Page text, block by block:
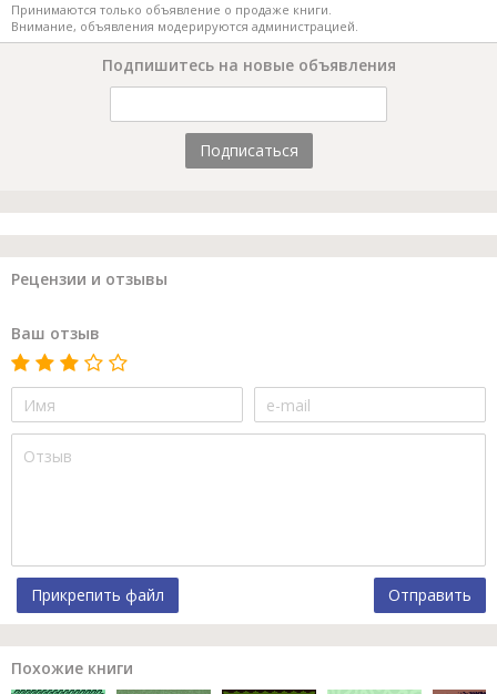
Принимаются только объявление о продаже книги.
Внимание, объявления модерируются администрацией.
Подпишитесь на новые объявления
Подписаться
Рецензии и отзывы
Ваш отзыв
Прикрепить файл Отправить
Похожие книги